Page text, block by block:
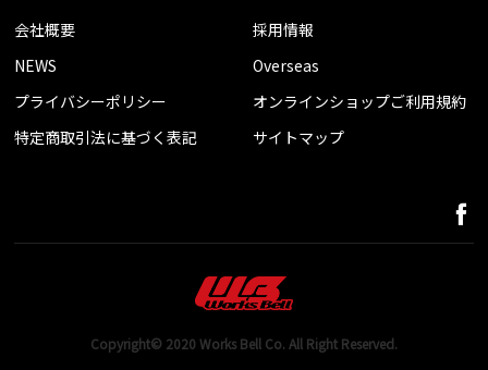
会社概要
採用情報
NEWS
Overseas
プライバシーポリシー
オンラインショップご利用規約
特定商取引法に基づく表記
サイトマップ
Copyright© 2020 Works Bell Co. All Right Reserved.